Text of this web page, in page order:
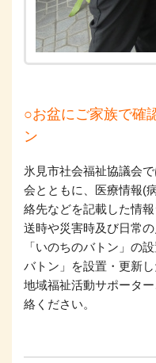
○お盆にご家族で確
ン
氷見市社会福祉協議会
会とともに、医療情報(
絡先などを記載した情
送時や災害時及び日常
「いのちのバトン」の
バトン」を設置・更新
地域福祉活動サポータ
絡ください。